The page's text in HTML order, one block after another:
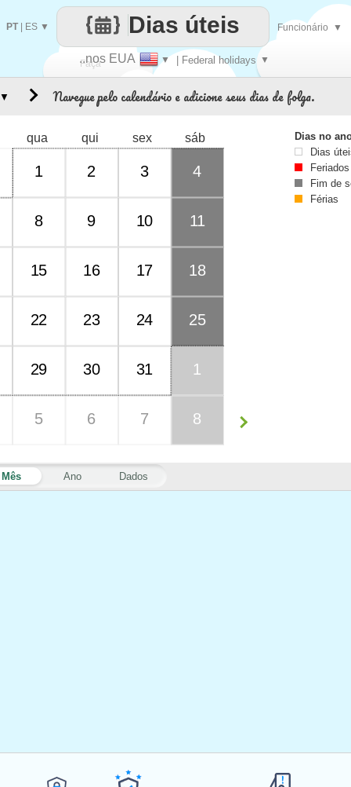
Faça
..nos EUA ▼ | Federal holidays ▼
Dias úteis
PT| ES ▼ Funcionário ▼
Navegue pelo calendário e adicione seus dias de folga.
Mês Ano Dados
qua qui sex sáb
1 2 3 4
8 9 10 11
15 16 17 18
22 23 24 25
29 30 31 1
5 6 7 8
▼
Dias no
Dias
Feriados
Fim de
Férias